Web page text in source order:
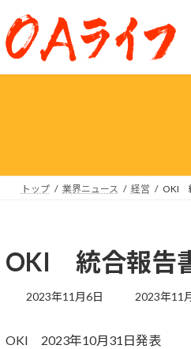
トップ 業界ニュース 経営 OKI
OKI 統合報告
2023年11月6日
最
新
2023年11
OKI 2023年10月31日発表